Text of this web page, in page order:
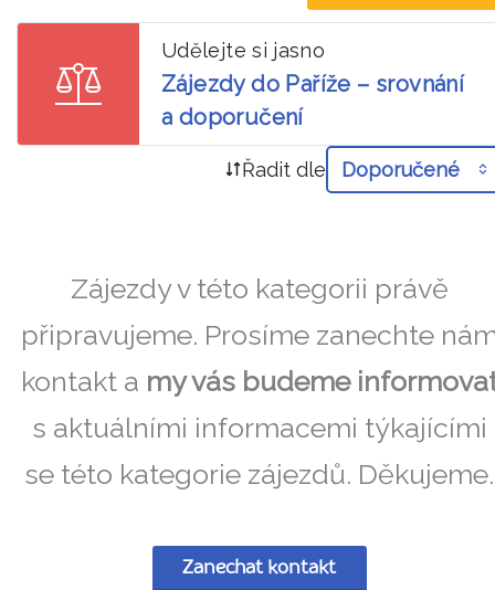
Udělejte si jasno
Zájezdy do Paříže – srovnání
a doporučení
Řadit dle Doporučené
Zájezdy v této kategorii právě
připravujeme. Prosíme zanechte
kontakt a my vás budeme
s aktuálními informacemi týkajícími
se této kategorie zájezdů. Děkujeme.
Zanechat kontakt